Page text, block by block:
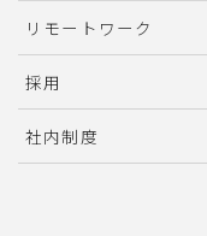
リモートワーク
採用
社内制度